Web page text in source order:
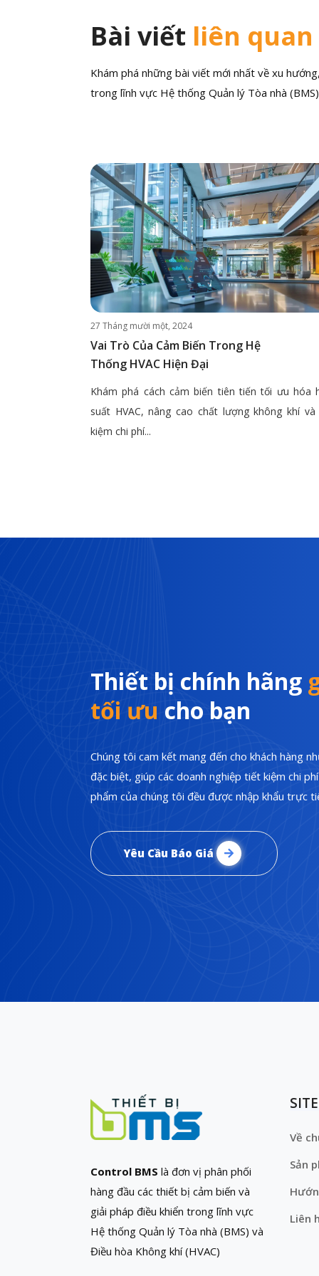
Bài viết liên quan
Khám phá những bài viết mới nhất về xu
trong lĩnh vực Hệ thống Quản lý Tòa nhà
27 Tháng mười một, 2024
Vai Trò Của Cảm Biến Trong Hệ
Thống HVAC Hiện Đại
Khám phá cách cảm biến tiên tiến tối ưu hóa
suất HVAC, nâng cao chất lượng không khí
kiệm chi phí...
Thiết bị chính hãng
tối ưu cho bạn
Chúng tôi cam kết mang đến cho khách hàng
đặc biệt, giúp các doanh nghiệp tiết kiệm chi
phẩm của chúng tôi đều được nhập khẩu trực
Yêu Cầu Báo Giá
Control BMS là đơn vị phân phối
hàng đầu các thiết bị cảm biến và
giải pháp điều khiển trong lĩnh vực
Hệ thống Quản lý Tòa nhà (BMS) và
Điều hòa Không khí (HVAC)
Về
Sản
Liên